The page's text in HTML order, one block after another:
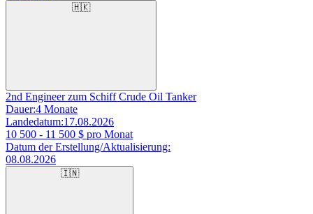
🇭🇰
2nd Engineer zum Schiff Crude Oil Tanker
Dauer:4 Monate
Landedatum:17.08.2026
10 500 - 11 500 $ pro Monat
Datum der Erstellung/Aktualisierung:
08.08.2026
🇮🇳